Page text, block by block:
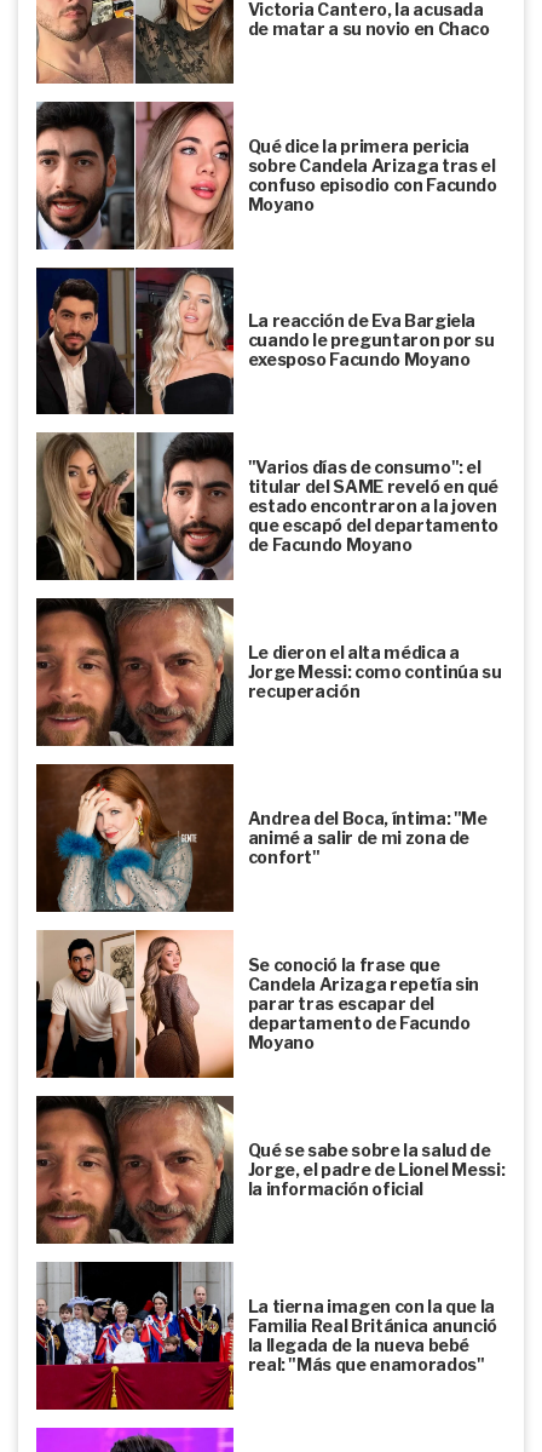
Victoria Cantero, la acusada
de matar a su novio en Chaco
Qué dice la primera pericia
sobre Candela Arizaga tras el
confuso episodio con Facundo
Moyano
La reacción de Eva Bargiela
cuando le preguntaron por su
exesposo Facundo Moyano
"Varios días de consumo": el
titular del SAME reveló en qué
estado encontraron a la joven
que escapó del departamento
de Facundo Moyano
Le dieron el alta médica a
Jorge Messi: como continúa su
recuperación
Andrea del Boca, íntima: "Me
animé a salir de mi zona de
confort"
Se conoció la frase que
Candela Arizaga repetía sin
parar tras escapar del
departamento de Facundo
Moyano
Qué se sabe sobre la salud de
Jorge, el padre de Lionel Messi:
la información oficial
La tierna imagen con la que la
Familia Real Británica anunció
la llegada de la nueva bebé
real: "Más que enamorados"